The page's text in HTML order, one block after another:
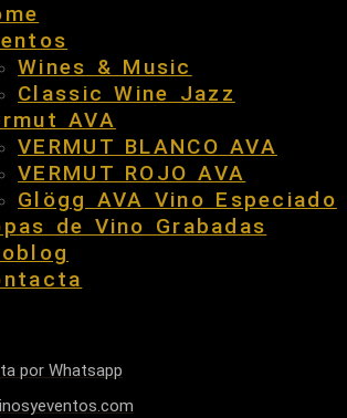
Wines & Music
Classic Wine Jazz
AVA
VERMUT BLANCO AVA
VERMUT ROJO AVA
Glögg AVA Vino Especiado
de Vino Grabadas
por Whatsapp